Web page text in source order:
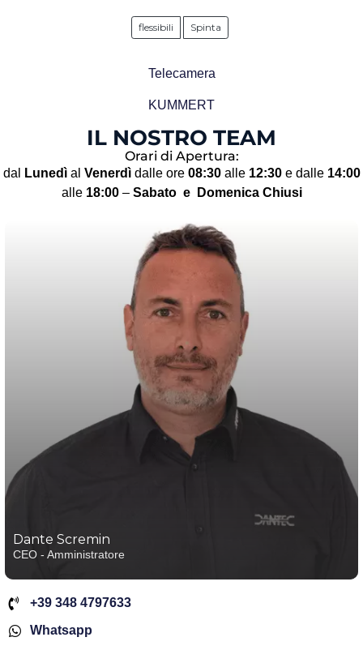
flessibili Spinta
Telecamera
KUMMERT
IL NOSTRO TEAM
Orari di Apertura:
dal Lunedìal Venerdìdalle ore 08:30alle 12:30e dalle 14:00
alle 18:00– Sabato e Domenica Chiusi
Dante Scremin
CEO - Amministratore
+39 348 4797633
Whatsapp